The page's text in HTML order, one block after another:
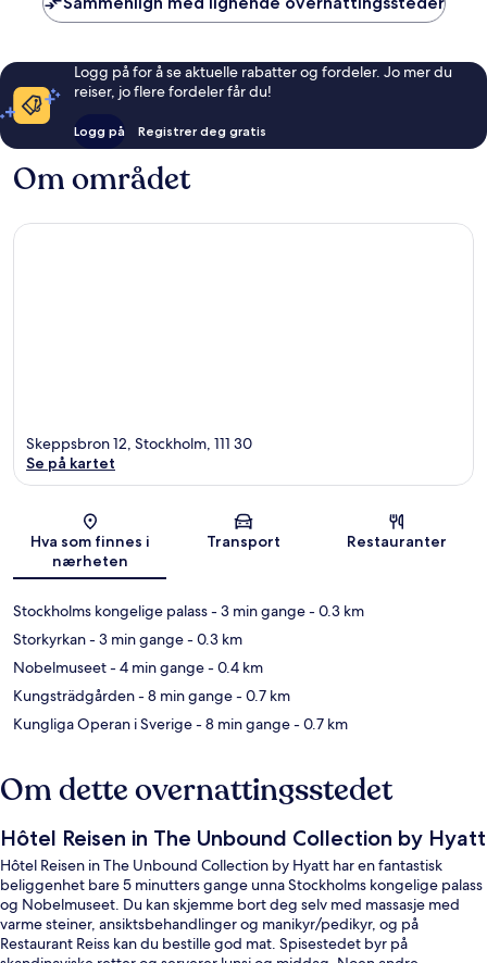
Logg på for å se aktuelle rabatter og fordeler. Jo mer du
reiser, jo flere fordeler får du!
Logg på Registrer deg gratis
Om området
Kart
Skeppsbron 12, Stockholm, 111 30
Se på kartet
Hva som finnes i
nærheten
Transport Restauranter
Stockholms kongelige palass- 3 min gange- 0.3 km
Storkyrkan- 3 min gange- 0.3 km
Nobelmuseet- 4 min gange- 0.4 km
Kungsträdgården- 8 min gange- 0.7 km
Kungliga Operan i Sverige- 8 min gange- 0.7 km
Om dette overnattingsstedet
Hôtel Reisen in The Unbound Collection by Hyatt
Hôtel Reisen in The Unbound Collection by Hyatt har en fantastisk
beliggenhet bare 5 minutters gange unna Stockholms kongelige palass
og Nobelmuseet. Du kan skjemme bort deg selv med massasje med
varme steiner, ansiktsbehandlinger og manikyr/pedikyr, og på
Restaurant Reiss kan du bestille god mat. Spisestedet byr på